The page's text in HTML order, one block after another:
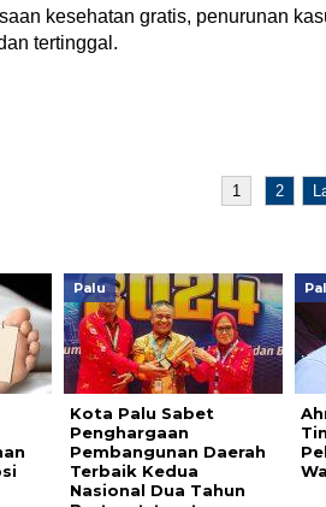
kesehatan gratis, penurunan
tertinggal.
1 2
Palu
Kota Palu Sabet
Penghargaan
Pembangunan Daerah
Terbaik Kedua
Nasional Dua Tahun